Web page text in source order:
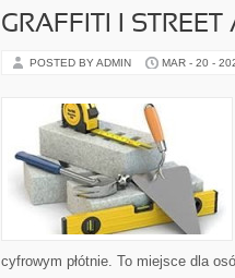
GRAFFITI I STREET
POSTED BY ADMIN MAR - 20 -
cyfrowym płótnie. To miejsce dla